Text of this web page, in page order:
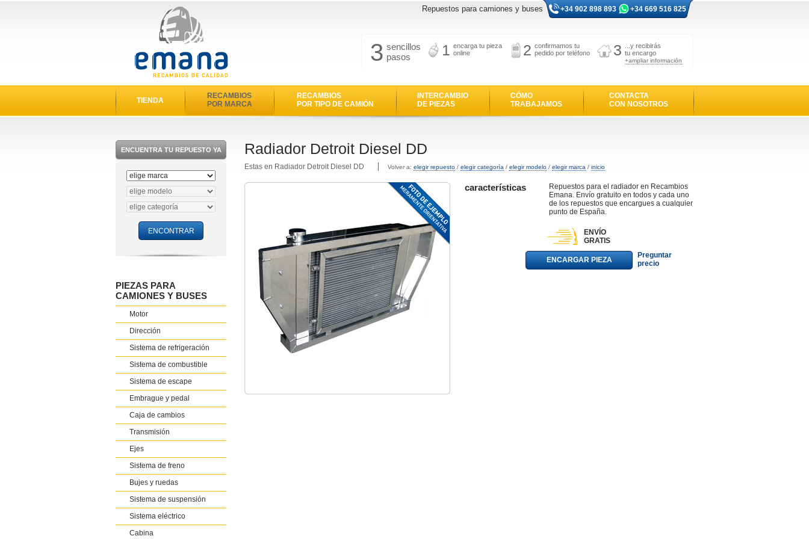
Repuestos para camiones y buses +34 902 898 893 +34 669 516 825
3 sencillos
pasos
1 encarga tu pieza
online
2 confirmamos tu
pedido por teléfono
3
...y recibirás
tu encargo
+ampliar información
TIENDA
RECAMBIOS
POR MARCA
RECAMBIOS
POR TIPO DE CAMIÓN
INTERCAMBIO
DE PIEZAS
CÓMO
TRABAJAMOS
CONTACTA
CON NOSOTROS
ENCUENTRA TU REPUESTO YA
PIEZAS PARA
CAMIONES Y BUSES
Motor
Dirección
Sistema de refrigeración
Sistema de combustible
Sistema de escape
Embrague y pedal
Caja de cambios
Transmisión
Ejes
Sistema de freno
Bujes y ruedas
Sistema de suspensión
Sistema eléctrico
Cabina
Radiador Detroit Diesel DD
Estas en Radiador Detroit Diesel DD Volver a: elegir repuesto / elegir categoría / elegir modelo / elegir marca / inicio
características
Repuestos para el radiador en Recambios
Emana. Envío gratuito en todos y cada uno
de los repuestos que encargues a cualquier
punto de España.
ENVÍO
GRATIS
ENCARGAR PIEZA
Preguntar
precio